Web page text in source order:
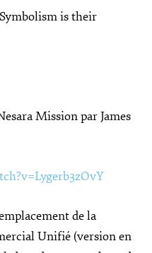
is their
Mission par James
de la
Unifié (version en